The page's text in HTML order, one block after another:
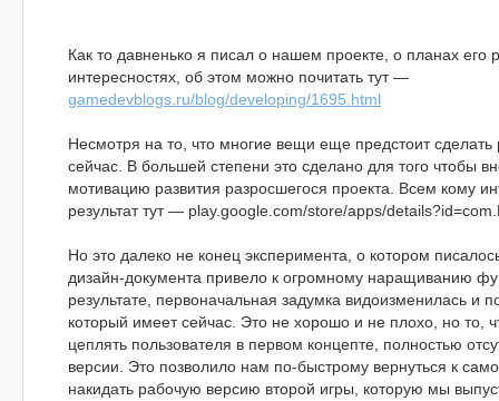
Как то давненько я писал о нашем проекте, о планах его
интересностях, об этом можно почитать тут —
gamedevblogs.ru/blog/developing/1695.html
Несмотря на то, что многие вещи еще предстоит сделать
сейчас. В большей степени это сделано для того чтобы
мотивацию развития разросшегося проекта. Всем кому
результат тут — play.google.com/store/apps/
Но это далеко не конец эксперимента, о котором
дизайн-документа привело к огромному наращиванию
результате, первоначальная задумка видоизменилась и
который имеет сейчас. Это не хорошо и не плохо, но то,
цеплять пользователя в первом концепте, полностью
версии. Это позволило нам по-быстрому вернуться к
накидать рабочую версию второй игры, которую мы